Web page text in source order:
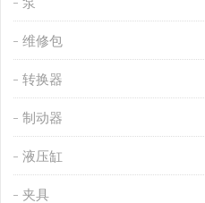
维修包
转换器
制动器
液压缸
夹具